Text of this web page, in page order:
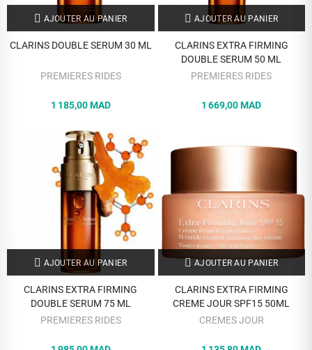
AJOUTER AU PANIER
CLARINS DOUBLE SERUM 30 ML
PREMIERES RIDES
1 185,00 MAD
AJOUTER AU PANIER
CLARINS EXTRA FIRMING
DOUBLE SERUM 50 ML
PREMIERES RIDES
1 669,00 MAD
AJOUTER AU PANIER
CLARINS EXTRA FIRMING
DOUBLE SERUM 75 ML
PREMIERES RIDES
AJOUTER AU PANIER
CLARINS EXTRA FIRMING
CREME JOUR SPF15 50ML
CREMES JOUR